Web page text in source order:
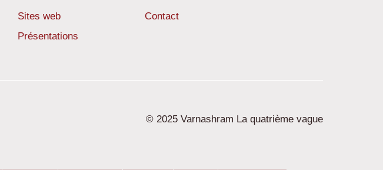
Sites web
Présentations
Contact
© 2025 Varnashram La quatrième vague